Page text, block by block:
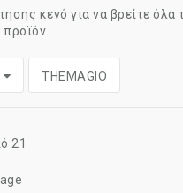
κενό για να βρείτε
THEMAGIO
21